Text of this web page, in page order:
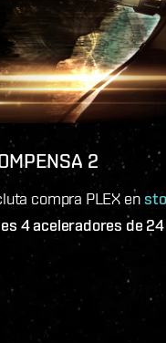
2
compra PLEX en
4 aceleradores de